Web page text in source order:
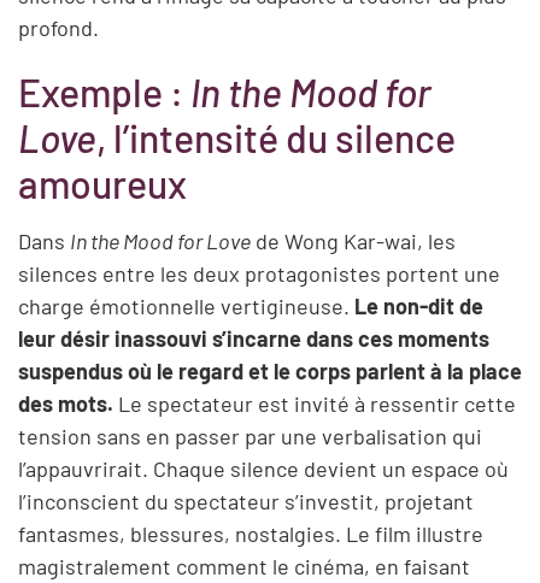
profond.
Exemple : In the Mood for
Love, l’intensité du silence
amoureux
Dans In the Mood for Love de Wong Kar-wai, les
silences entre les deux protagonistes portent une
charge émotionnelle vertigineuse. Le non-dit de
leur désir inassouvi s’incarne dans ces moments
suspendus où le regard et le corps parlent à la place
des mots. Le spectateur est invité à ressentir cette
tension sans en passer par une verbalisation qui
l’appauvrirait. Chaque silence devient un espace où
l’inconscient du spectateur s’investit, projetant
fantasmes, blessures, nostalgies. Le film illustre
magistralement comment le cinéma, en faisant